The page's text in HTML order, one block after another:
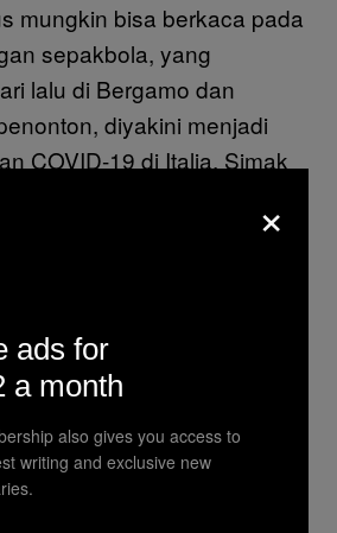
mungkin bisa berkaca pada
sepakbola, yang
lalu di Bergamo dan
diyakini menjadi
COVID-19 di Italia. Simak
mengenai kebijakan
awal artikel ini.
kali tayang di VICE News
COVID-
Pandemi
×
ads for
a month
also gives you access to
writing and exclusive new